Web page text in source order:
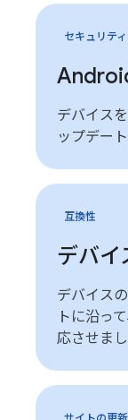
セキュリティ
デバイス
ップデー
互換性
デバイ
デバイス
トに沿っ
応させまし